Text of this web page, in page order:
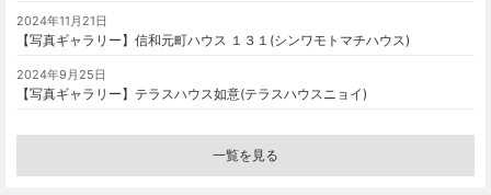
2024年11月21日
【写真ギャラリー】信和元町ハウス １３１(シンワモトマチハウス)
2024年9月25日
【写真ギャラリー】テラスハウス如意(テラスハウスニョイ)
一覧を見る